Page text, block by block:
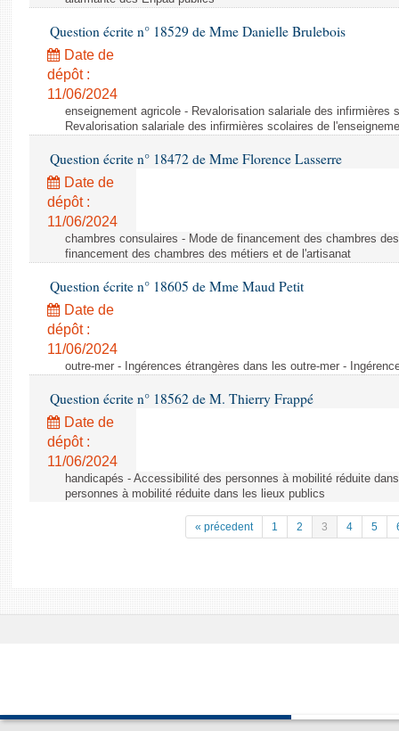
Question écrite n° 18529 de Mme Danielle Brulebois
Date de
dépôt :
11/06/2024
enseignement agricole - Revalorisation salariale des infirmières
Revalorisation salariale des infirmières scolaires de
Question écrite n° 18472 de Mme Florence Lasserre
Date de
dépôt :
11/06/2024
chambres consulaires - Mode de financement des chambres
financement des chambres des métiers et de l'artisanat
Question écrite n° 18605 de Mme Maud Petit
Date de
dépôt :
11/06/2024
outre-mer - Ingérences étrangères dans les outre-mer -
Question écrite n° 18562 de M. Thierry Frappé
Date de
dépôt :
11/06/2024
handicapés - Accessibilité des personnes à mobilité réduite
personnes à mobilité réduite dans les lieux publics
« précedent 1 2 3 4 5